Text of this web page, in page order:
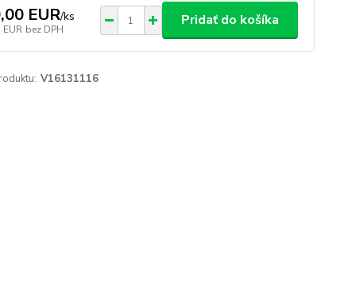
EUR/ks
EUR bez DPH
Pridať do košíka
V16131116